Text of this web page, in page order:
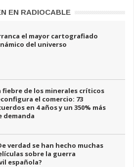
EN RADIOCABLE
el mayor cartografiado
del universo
fiebre de los minerales críticos
el comercio: 73
en 4 años y un 350% más
demanda
verdad se han hecho muchas
sobre la guerra
española?